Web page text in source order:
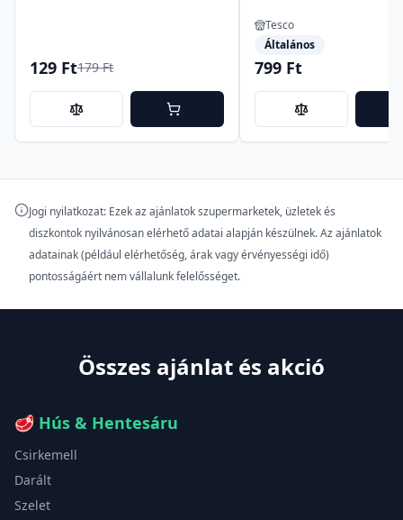
129 Ft179 Ft
Tesco
Általános
799 Ft
Jogi nyilatkozat: Ezek az ajánlatok szupermarketek, üzletek és
diszkontok nyilvánosan elérhető adatai alapján készülnek. Az ajánlatok
adatainak (például elérhetőség, árak vagy érvényességi idő)
pontosságáért nem vállalunk felelősséget.
Összes ajánlat és akció
🥩 Hús & Hentesáru
Csirkemell
Darált
Szelet